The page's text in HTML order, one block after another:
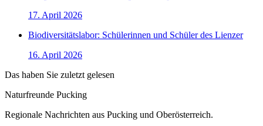
17. April 2026
Biodiversitätslabor: Schülerinnen und Schüler des Lienzer
16. April 2026
Das haben Sie zuletzt gelesen
Naturfreunde Pucking
Regionale Nachrichten aus Pucking und Oberösterreich.